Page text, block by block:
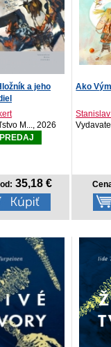
a jeho
M..., 2026
35,18 €
Ako